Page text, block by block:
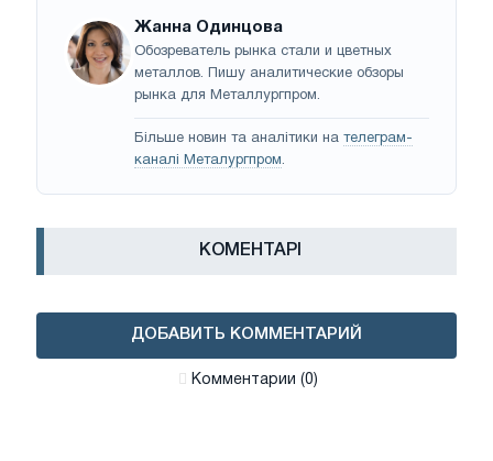
Жанна Одинцова
Обозреватель рынка стали и цветных
металлов. Пишу аналитические обзоры
рынка для Металлургпром.
Більше новин та аналітики на телеграм-
каналі Металургпром.
КОМЕНТАРІ
ДОБАВИТЬ КОММЕНТАРИЙ
Комментарии (0)